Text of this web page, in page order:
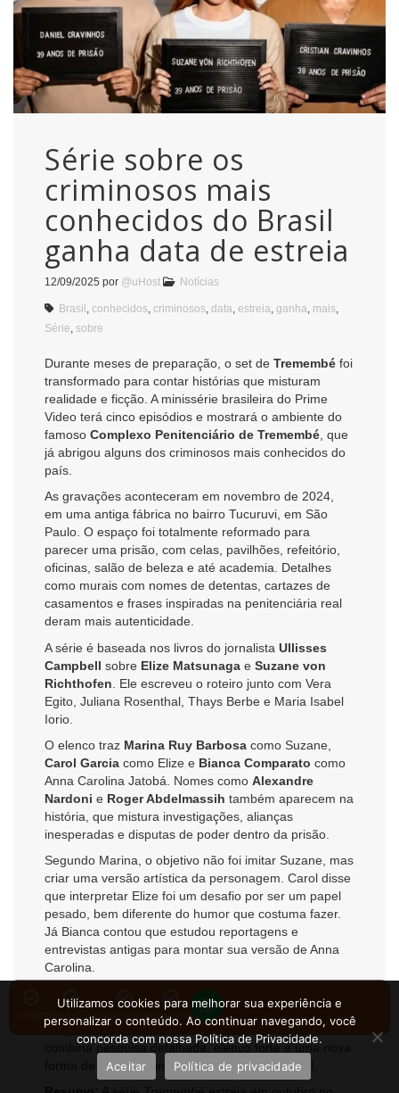
Série sobre os
criminosos mais
conhecidos do Brasil
ganha data de estreia
12/09/2025 por @uHost Notícias
Brasil conhecidos criminosos data estreia ganha mais
Série sobre
Durante meses de preparação, o set de Tremembé foi
transformado para contar histórias que misturam
realidade e ficção. A minissérie brasileira do Prime
Video terá cinco episódios e mostrará o ambiente do
famoso Complexo Penitenciário de Tremembé , que
já abrigou alguns dos criminosos mais conhecidos do
país.
As gravações aconteceram em novembro de 2024,
em uma antiga fábrica no bairro Tucuruvi, em São
Paulo. O espaço foi totalmente reformado para
parecer uma prisão, com celas, pavilhões, refeitório,
oficinas, salão de beleza e até academia. Detalhes
como murais com nomes de detentas, cartazes de
casamentos e frases inspiradas na penitenciária real
deram mais autenticidade.
A série é baseada nos livros do jornalista Ullisses
Campbell sobre Elize Matsunaga e Suzane von
Richthofen . Ele escreveu o roteiro junto com Vera
Egito, Juliana Rosenthal, Thays Berbe e Maria Isabel
Iorio.
O elenco traz Marina Ruy Barbosa como Suzane,
Carol Garcia como Elize e Bianca Comparato como
Anna Carolina Jatobá. Nomes como Alexandre
Nardoni e Roger Abdelmassih também aparecem na
história, que mistura investigações, alianças
inesperadas e disputas de poder dentro da prisão.
Segundo Marina, o objetivo não foi imitar Suzane, mas
criar uma versão artística da personagem. Carol disse
que interpretar Elize foi um desafio por ser um papel
pesado, bem diferente do humor que costuma fazer.
Já Bianca contou que estudou reportagens e
entrevistas antigas para montar sua versão de Anna
Carolina.
Prime Video em31 de outubroe promete ser uma
das produções mais comentadas do ano. A série
combina pesquisa detalhada, elenco forte e uma nova
forma de retratar crimes que marcaram o Brasil.
PROMOÇÕESAPLICATIVOS CONTATO
Utilizamos cookies para melhorar sua experiência e
personalizar o conteúdo. Ao continuar navegando, você
concorda com nossa Política de Privacidade.
Aceitar
Política de privacidade